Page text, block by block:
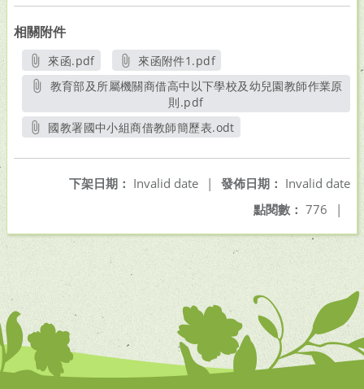
相關附件
來函.pdf
另開新視窗
來函附件1.pdf
另開新視窗
則.pdf另開新視窗
國教署國中小組商借教師簡歷表.odt
發佈日期： Invalid date
下架日期： Invalid date
|
點閱數： 776 |